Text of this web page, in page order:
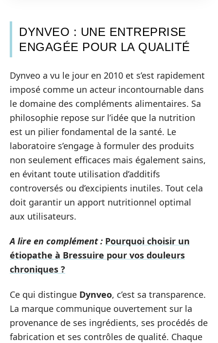
DYNVEO : UNE ENTREPRISE
ENGAGÉE POUR LA QUALITÉ
Dynveo a vu le jour en 2010 et s’est rapidement
imposé comme un acteur incontournable dans
le domaine des compléments alimentaires. Sa
philosophie repose sur l’idée que la nutrition
est un pilier fondamental de la santé. Le
laboratoire s’engage à formuler des produits
non seulement efficaces mais également sains,
en évitant toute utilisation d’additifs
controversés ou d’excipients inutiles. Tout cela
doit garantir un apport nutritionnel optimal
aux utilisateurs.
A lire en complément : Pourquoi choisir un
étiopathe à Bressuire pour vos douleurs
chroniques ?
Ce qui distingue Dynveo, c’est sa transparence.
La marque communique ouvertement sur la
provenance de ses ingrédients, ses procédés de
fabrication et ses contrôles de qualité. Chaque